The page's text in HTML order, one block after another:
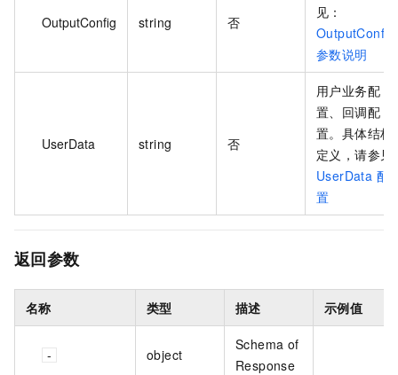
OutputConfig string 否
见：
OutputConfig
参数说明
UserData string 否
用户业务配
置、回调配
置。具体结构
定义，请参见
UserData 配
置
返回参数
名称 类型 描述 示例值
object
Schema of
Response